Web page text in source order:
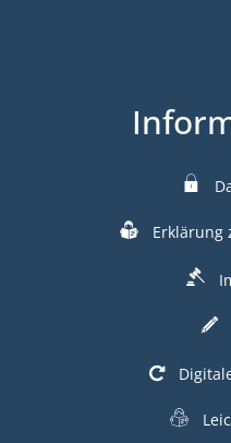
Erklärung